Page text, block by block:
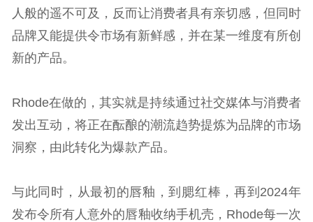
人般的遥不可及，反而让消费者具有亲切感，但同时
品牌又能提供令市场有新鲜感，并在某一维度有所创
新的产品。
Rhode在做的，其实就是持续通过社交媒体与消费者
发出互动，将正在酝酿的潮流趋势提炼为品牌的市场
洞察，由此转化为爆款产品。
与此同时，从最初的唇釉，到腮红棒，再到2024年
发布令所有人意外的唇釉收纳手机壳，Rhode每一次